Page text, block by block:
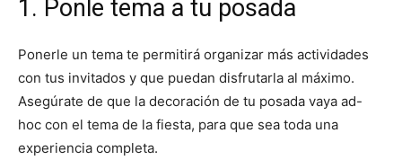
1. Ponle tema a tu posada
Ponerle un tema te permitirá organizar más actividades
con tus invitados y que puedan disfrutarla al máximo.
Asegúrate de que la decoración de tu posada vaya ad-
hoc con el tema de la fiesta, para que sea toda una
experiencia completa.